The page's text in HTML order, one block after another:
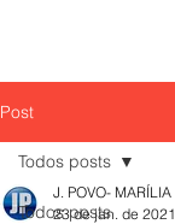
Post
Todos posts
Todos posts
J. POVO- MARÍLIA
23 de jan. de 2021